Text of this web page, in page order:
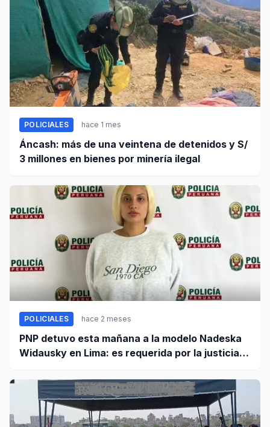
POLICIALES hace 1 mes
Áncash: más de una veintena de detenidos y S/
3 millones en bienes por minería ilegal
POLICIALES hace 2 meses
PNP detuvo esta mañana a la modelo Nadeska
Widausky en Lima: es requerida por la justicia